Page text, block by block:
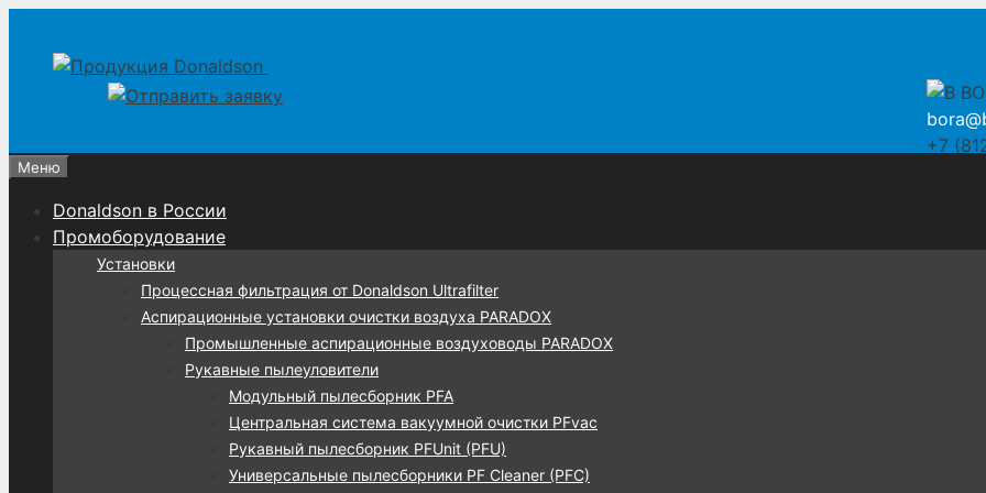
содержимому
содержимому
+7
Меню
Donaldson в России
Промоборудование
Установки
Процессная фильтрация от Donaldson Ultrafilter
Аспирационные установки очистки воздуха PARADOX
Промышленные аспирационные воздуховоды PARADOX
Рукавные пылеуловители
Модульный пылесборник PFA
Центральная система вакуумной очистки PFvac
Рукавный пылесборник PFUnit (PFU)
Универсальные пылесборники PF Cleaner (PFC)